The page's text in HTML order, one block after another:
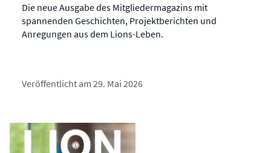
Die neue Ausgabe des Mitgliedermagazins mit
spannenden Geschichten, Projektberichten und
Anregungen aus dem Lions-Leben.
Veröffentlicht am 29. Mai 2026